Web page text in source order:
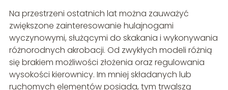
Na przestrzeni ostatnich lat można zauważyć
zwiększone zainteresowanie hulajnogami
wyczynowymi, służącymi do skakania i wykonywania
różnorodnych akrobacji. Od zwykłych modeli różnią
się brakiem możliwości złożenia oraz regulowania
wysokości kierownicy. Im mniej składanych lub
ruchomych elementów posiada, tym trwalszą